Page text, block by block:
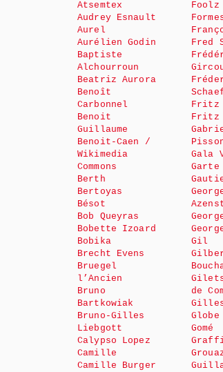
Atsemtex
Audrey Esnault
Aurel
Aurélien Godin
Baptiste
Alchourroun
Beatriz Aurora
Benoît
Carbonnel
Benoit
Guillaume
Benoit-Caen /
Wikimedia
Commons
Berth
Bertoyas
Bésot
Bob Queyras
Bobette Izoard
Bobika
Brecht Evens
Bruegel
l’Ancien
Bruno
Bartkowiak
Bruno-Gilles
Liebgott
Calypso Lopez
Camille
Camille Burger
Foolz
Fred
Fritz
Fritz
Gala
Garte
Gil
de
Gomé